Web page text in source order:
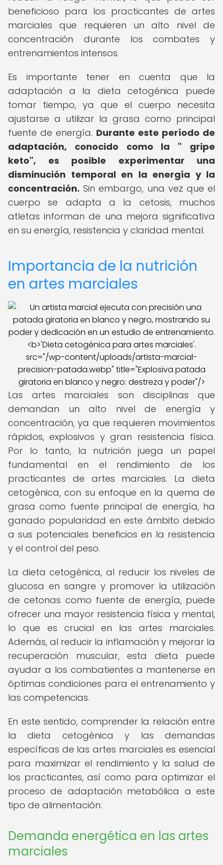
beneficioso para los practicantes de artes
marciales que requieren un alto nivel de
concentración durante los combates y
entrenamientos intensos.
Es importante tener en cuenta que la
adaptación a la dieta cetogénica puede
tomar tiempo, ya que el cuerpo necesita
ajustarse a utilizar la grasa como principal
fuente de energía. Durante este período de
adaptación, conocido como la " gripe
keto", es posible experimentar una
disminución temporal en la energía y la
concentración. Sin embargo, una vez que el
cuerpo se adapta a la cetosis, muchos
atletas informan de una mejora significativa
en su energía, resistencia y claridad mental.
Importancia de la nutrición
en artes marciales
src="/wp-content/uploads/artista-marcial-
precision-patada.webp" title="Explosiva patada
giratoria en blanco y negro: destreza y poder"/>
Las artes marciales son disciplinas que
demandan un alto nivel de energía y
concentración, ya que requieren movimientos
rápidos, explosivos y gran resistencia física.
Por lo tanto, la nutrición juega un papel
fundamental en el rendimiento de los
practicantes de artes marciales. La dieta
cetogénica, con su enfoque en la quema de
grasa como fuente principal de energía, ha
ganado popularidad en este ámbito debido
a sus potenciales beneficios en la resistencia
y el control del peso.
La dieta cetogénica, al reducir los niveles de
glucosa en sangre y promover la utilización
de cetonas como fuente de energía, puede
ofrecer una mayor resistencia física y mental,
lo que es crucial en las artes marciales.
Además, al reducir la inflamación y mejorar la
recuperación muscular, esta dieta puede
ayudar a los combatientes a mantenerse en
óptimas condiciones para el entrenamiento y
las competencias.
En este sentido, comprender la relación entre
la dieta cetogénica y las demandas
específicas de las artes marciales es esencial
para maximizar el rendimiento y la salud de
los practicantes, así como para optimizar el
proceso de adaptación metabólica a este
tipo de alimentación.
Demanda energética en las artes
marciales